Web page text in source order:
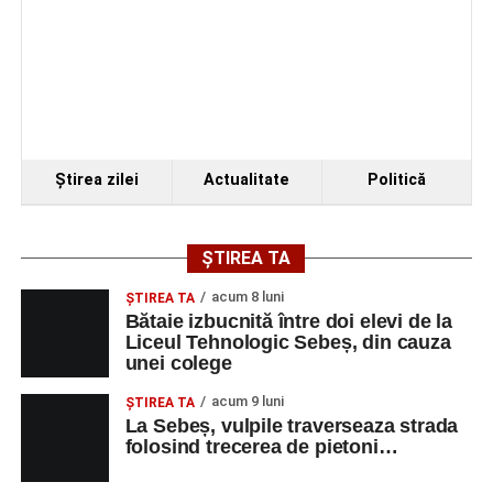
Ştirea zilei Actualitate Politică
ȘTIREA TA
ŞTIREA TA acum 8 luni
Bătaie izbucnită între doi elevi de la
Liceul Tehnologic Sebeș, din cauza
unei colege
ŞTIREA TA acum 9 luni
La Sebeș, vulpile traverseaza strada
folosind trecerea de pietoni…